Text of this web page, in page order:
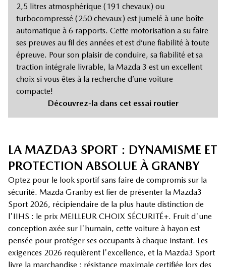
2,5 litres atmosphérique (191 chevaux) ou
turbocompressé (250 chevaux) est jumelé à une boîte
automatique à 6 rapports. Cette motorisation a su faire
ses preuves au fil des années et est d’une fiabilité à toute
épreuve. Pour son plaisir de conduire, sa fiabilité et sa
traction intégrale livrable, la Mazda 3 est un excellent
choix si vous êtes à la recherche d’une voiture
compacte!
Découvrez-la dans cet essai routier
LA MAZDA3 SPORT : DYNAMISME ET
PROTECTION ABSOLUE À GRANBY
Optez pour le look sportif sans faire de compromis sur la
sécurité. Mazda Granby est fier de présenter la Mazda3
Sport 2026, récipiendaire de la plus haute distinction de
l'IIHS : le prix MEILLEUR CHOIX SÉCURITÉ+. Fruit d'une
conception axée sur l'humain, cette voiture à hayon est
pensée pour protéger ses occupants à chaque instant. Les
exigences 2026 requièrent l'excellence, et la Mazda3 Sport
livre la marchandise : résistance maximale certifiée lors des